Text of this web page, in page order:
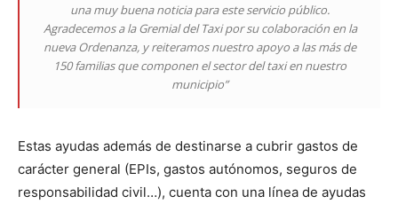
una muy buena noticia para este servicio público.
Agradecemos a la Gremial del Taxi por su colaboración en la
nueva Ordenanza, y reiteramos nuestro apoyo a las más de
150 familias que componen el sector del taxi en nuestro
municipio”
Estas ayudas además de destinarse a cubrir gastos de
carácter general (EPIs, gastos autónomos, seguros de
responsabilidad civil…), cuenta con una línea de ayudas